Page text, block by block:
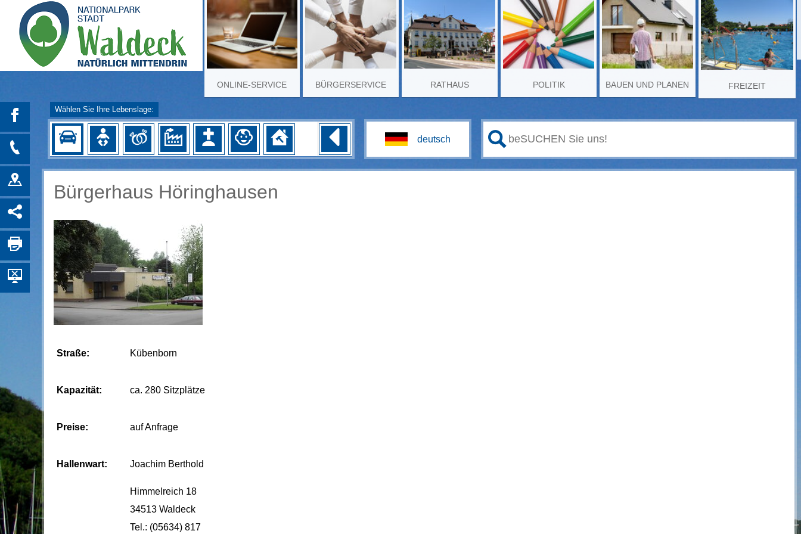
ONLINE-SERVICE BÜRGERSERVICE RATHAUS POLITIK BAUEN UND PLANEN FREIZEIT
Wählen Sie Ihre Lebenslage:
Bürgerhaus Höringhausen
Straße: Kübenborn
Kapazität: ca. 280 Sitzplätze
Preise: auf Anfrage
Hallenwart: Joachim Berthold
Himmelreich 18
34513 Waldeck
Tel.: (05634) 817